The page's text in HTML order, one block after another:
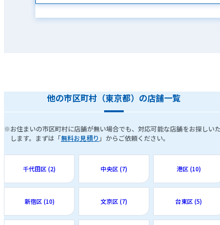
他の市区町村（東京都）の店舗一覧
※お住まいの市区町村に店舗が無い場合でも、対応可能な店舗をお探しい
します。まずは「無料お見積り 」からご依頼ください。
千代田区 (2) 中央区 (7) 港区 (10)
新宿区 (10) 文京区 (7) 台東区 (5)